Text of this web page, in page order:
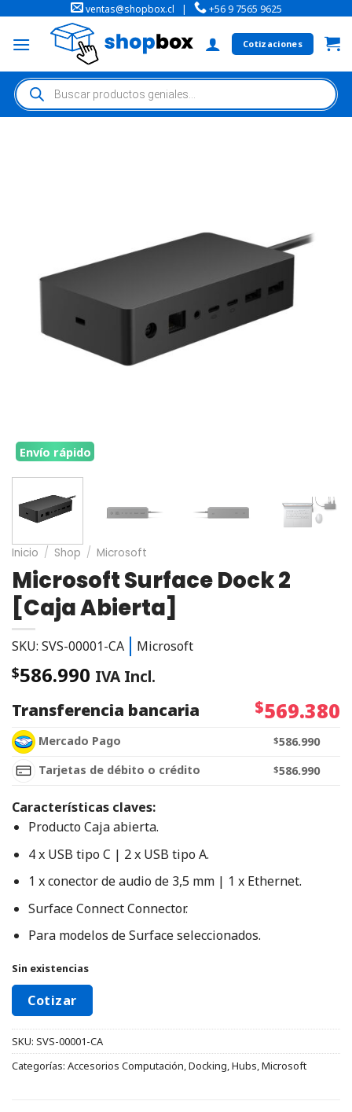
ventas@shopbox.cl | +56 9 7565 9625
Cotizaciones
Envío rápido
Inicio / Shop / Microsoft
Microsoft Surface Dock 2
[Caja Abierta]
SKU: SVS-00001-CA Microsoft
$586.990 IVA Incl.
Transferencia bancaria
$569.380
Mercado Pago $586.990
Tarjetas de débito o crédito
$586.990
Características claves:
Producto Caja abierta.
4 x USB tipo C | 2 x USB tipo A.
1 x conector de audio de 3,5 mm | 1 x Ethernet.
Surface Connect Connector.
Para modelos de Surface seleccionados.
Sin existencias
Cotizar
SKU: SVS-00001-CA
Categorías: Accesorios Computación,Docking,Hubs,Microsoft